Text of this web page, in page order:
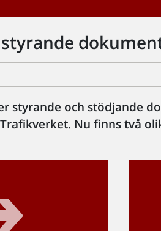
styrande och stödjande
Nu finns två